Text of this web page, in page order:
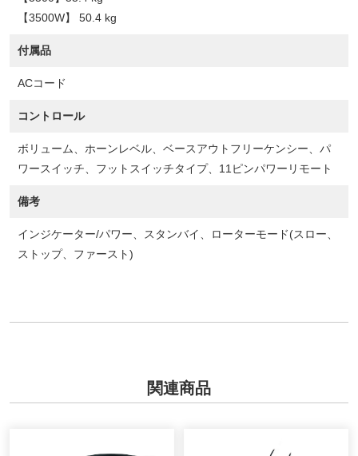
【3500W】 50.4 kg
付属品
ACコード
コントロール
ボリューム、ホーンレベル、ベースアウトフリーケンシー、パ
ワースイッチ、フットスイッチタイプ、11ピンパワーリモート
備考
インジケーター/パワー、スタンバイ、ローターモード(スロー、
ストップ、ファースト)
関連商品